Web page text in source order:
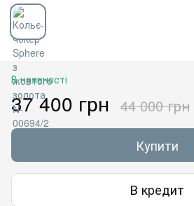
В наявності
37 400 грн 44 000 грн
Купити
В кредит